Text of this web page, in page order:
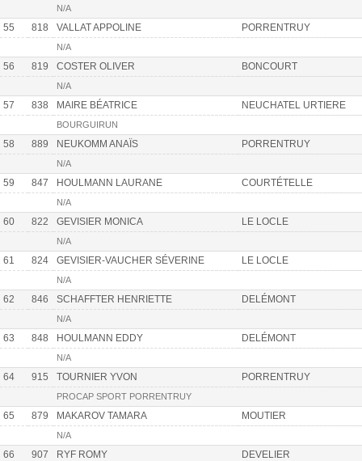
N/A
55 818 VALLAT APPOLINE PORRENTRUY
N/A
56 819 COSTER OLIVER BONCOURT
N/A
57 838 MAIRE BÉATRICE NEUCHATEL URTIERE
BOURGUIRUN
58 889 NEUKOMM ANAÏS PORRENTRUY
N/A
59 847 HOULMANN LAURANE COURTÉTELLE
N/A
60 822 GEVISIER MONICA LE LOCLE
N/A
61 824 GEVISIER-VAUCHER SÉVERINE LE LOCLE
N/A
62 846 SCHAFFTER HENRIETTE DELÉMONT
N/A
63 848 HOULMANN EDDY DELÉMONT
N/A
64 915 TOURNIER YVON PORRENTRUY
PROCAP SPORT PORRENTRUY
65 879 MAKAROV TAMARA MOUTIER
N/A
66 907 RYF ROMY DEVELIER